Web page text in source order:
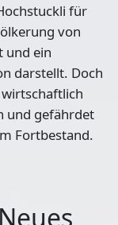
für
von
und ein
darstellt. Doch
und gefährdet
Fortbestand.